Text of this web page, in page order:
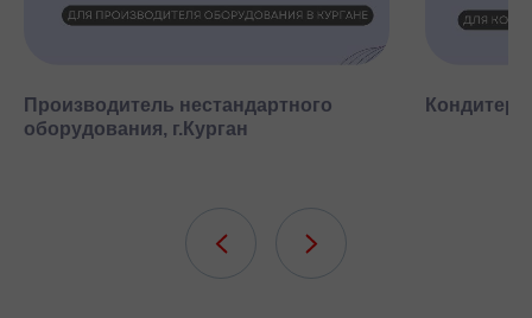
Производитель нестандартного
оборудования, г.Курган